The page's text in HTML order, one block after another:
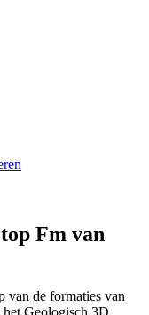
Fm van
van de formaties van
Geologisch 3D